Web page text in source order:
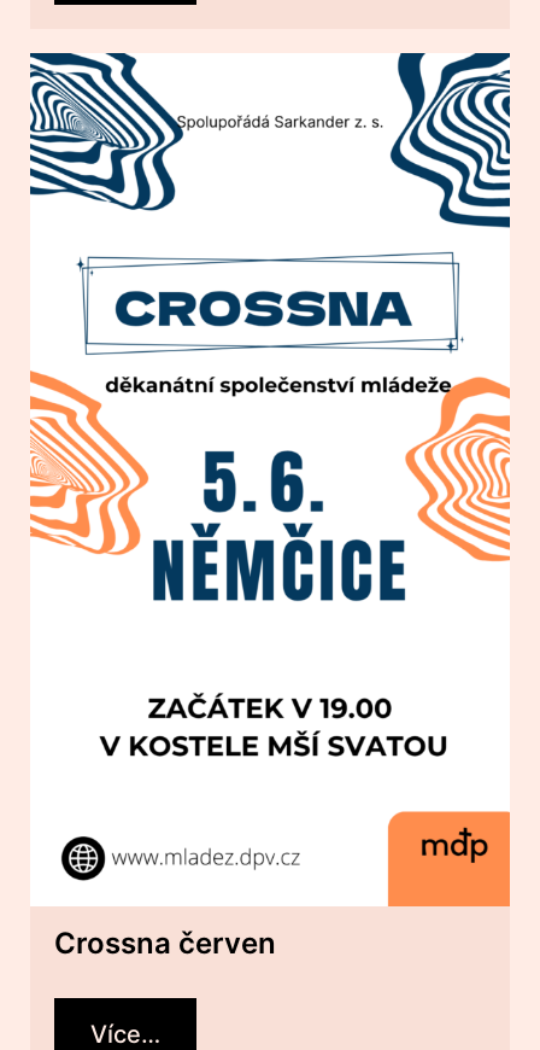
Crossna červen
Více…